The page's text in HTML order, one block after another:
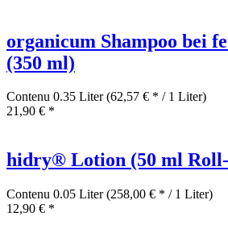
organicum Shampoo bei
(350 ml)
Contenu 0.35 Liter(62,57 € * / 1 Liter)
21,90 € *
hidry® Lotion (50 ml
Contenu 0.05 Liter(258,00 € * / 1 Liter)
12,90 € *